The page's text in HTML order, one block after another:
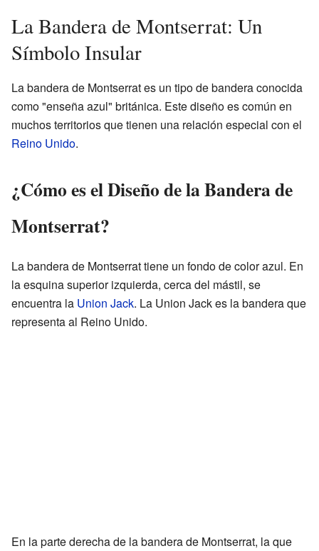
La Bandera de Montserrat: Un
Símbolo Insular
La bandera de Montserrat es un tipo de bandera conocida
como "enseña azul" británica. Este diseño es común en
muchos territorios que tienen una relación especial con el
Reino Unido.
¿Cómo es el Diseño de la Bandera de
Montserrat?
La bandera de Montserrat tiene un fondo de color azul. En
la esquina superior izquierda, cerca del mástil, se
encuentra la Union Jack. La Union Jack es la bandera que
representa al Reino Unido.
En la parte derecha de la bandera de Montserrat, la que